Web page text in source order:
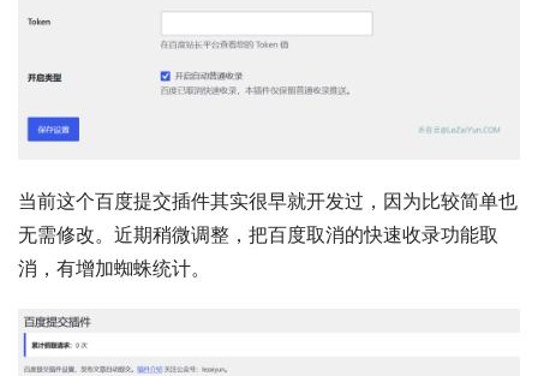
当前这个百度提交插件其实很早就开发过，因为比较简单也
无需修改。近期稍微调整，把百度取消的快速收录功能取
消，有增加蜘蛛统计。